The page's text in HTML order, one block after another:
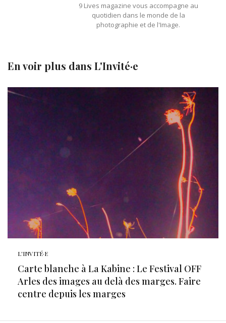
9 Lives magazine vous accompagne au
quotidien dans le monde de la
photographie et de l'Image.
En voir plus dans L'Invité·e
L'INVITÉ·E
Carte blanche à La Kabine : Le Festival OFF
Arles des images au delà des marges. Faire
centre depuis les marges